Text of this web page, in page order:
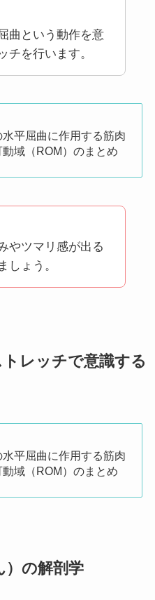
曲という動作を意
チを行います。
水平屈曲に作用する筋肉
動域（ROM）のまとめ
やツマリ感が出る
しょう。
レッチで意識する
水平屈曲に作用する筋肉
動域（ROM）のまとめ
）の解剖学